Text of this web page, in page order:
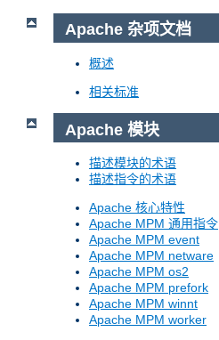
Apache 杂项文档
概述
相关标准
Apache 模块
描述模块的术语
描述指令的术语
Apache 核心特性
Apache MPM 通用指令
Apache MPM event
Apache MPM netware
Apache MPM os2
Apache MPM prefork
Apache MPM winnt
Apache MPM worker